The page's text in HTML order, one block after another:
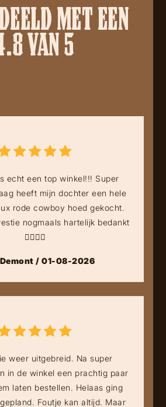
MET EEN
VAN 5
echt een top winkel!!! Super
heeft mijn dochter een hele
rode cowboy hoed gekocht.
nogmaals hartelijk bedankt
👍🏻👍🏻
/ 01-08-2026
weer uitgebreid. Na super
in de winkel een prachtig paar
laten bestellen. Helaas ging
Foutje kan altijd. Maar